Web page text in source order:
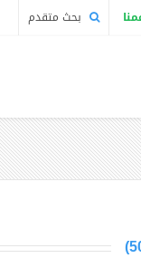
بحث متقدم